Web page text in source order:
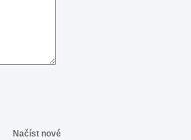
Načíst nové